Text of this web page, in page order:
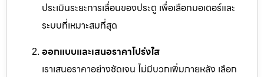
ประเมินระยะการเลื่อนของประตู เพื่อเลือกมอเตอร์และ
ระบบที่เหมาะสมที่สุด
ออกแบบและเสนอราคาโปร่งใส
เราเสนอราคาอย่างชัดเจน ไม่มีบวกเพิ่มภายหลัง เลือก